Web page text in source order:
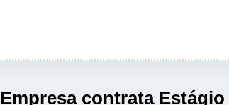
Empresa contrata Estágio